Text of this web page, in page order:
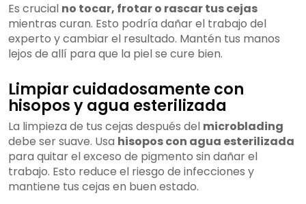
Es crucial no tocar, frotar o rascar tus cejas
mientras curan. Esto podría dañar el trabajo del
experto y cambiar el resultado. Mantén tus manos
lejos de allí para que la piel se cure bien.
Limpiar cuidadosamente con
hisopos y agua esterilizada
La limpieza de tus cejas después del microblading
debe ser suave. Usa hisopos con agua esterilizada
para quitar el exceso de pigmento sin dañar el
trabajo. Esto reduce el riesgo de infecciones y
mantiene tus cejas en buen estado.